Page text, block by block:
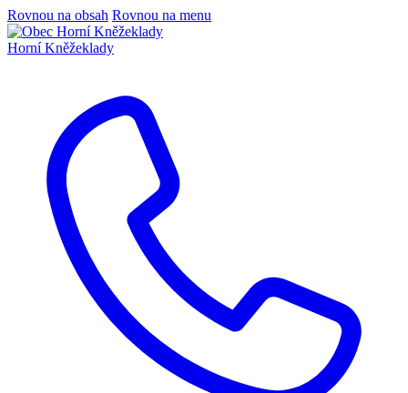
Rovnou na obsah Rovnou na menu
Horní Kněžeklady